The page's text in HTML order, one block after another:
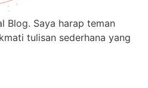
Blog. Saya harap teman
tulisan sederhana yang